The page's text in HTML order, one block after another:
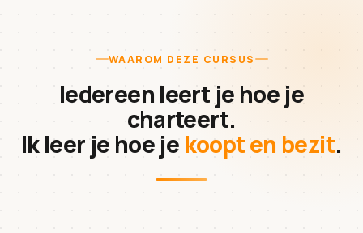
WAAROM DEZE CURSUS
Iedereen leert je hoe je
charteert.
Ik leer je hoe je koopt en bezit.